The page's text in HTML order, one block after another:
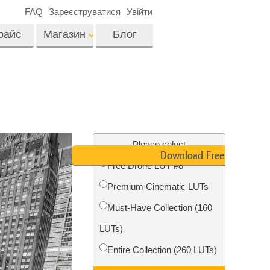
фотографій нерухомості
Реставрація фото
Магазин
Професійні відео
оверлейси
Блог
FAQ Зареєструватися Увійти
Please select
Free Drone LUT #8
Premium Cinematic LUTs
Must-Have Collection (160
LUTs)
Entire Collection (260 LUTs)
Download Free LUT